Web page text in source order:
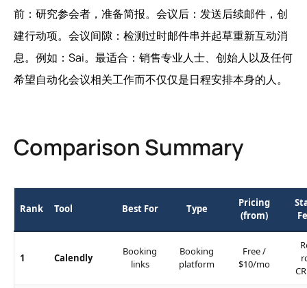
前：研究参会者，准备简报。会议后：发送后续邮件，创
建行动项。会议间隙：检测过时邮件串并起草重新互动消
息。例如：Sai。最适合：销售专业人士、创始人以及任何
希望自动化会议相关工作而不仅仅是日程安排本身的人。
Comparison Summary
Rank Tool Best For Type
Pricing
(from)
1 Calendly
Booking
links
Booking
platform
Free /
$10/mo